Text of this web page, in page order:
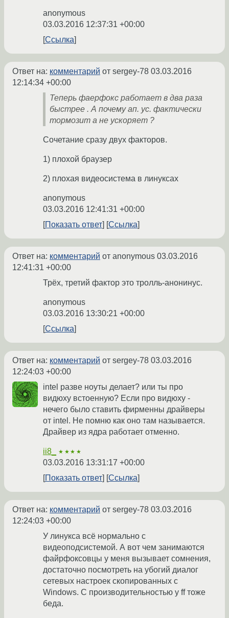
anonymous
03.03.2016 12:37:31 +00:00
Ссылка
Ответ на: комментарий от sergey-78 03.03.2016
12:14:34 +00:00
Теперь фаерфокс работает в два раза
быстрее . А почему ап. ус. фактически
тормозит а не ускоряет ?
Сочетание сразу двух факторов.
1) плохой браузер
2) плохая видеосистема в линуксах
anonymous
03.03.2016 12:41:31 +00:00
Показать ответ
Ссылка
Ответ на: комментарий от anonymous 03.03.2016
12:41:31 +00:00
Трёх, третий фактор это тролль-анонинус.
anonymous
03.03.2016 13:30:21 +00:00
Ссылка
Ответ на: комментарий от sergey-78 03.03.2016
12:24:03 +00:00
intel разве ноуты делает? или ты про
видюху встоенную? Если про видюху -
нечего было ставить фирменны драйверы
от intel. Не помню как оно там называется.
Драйвер из ядра работает отменно.
ii8_ ★★★★
03.03.2016 13:31:17 +00:00
Показать ответ
Ссылка
Ответ на: комментарий от sergey-78 03.03.2016
12:24:03 +00:00
У линукса всё нормально с
видеоподсистемой. А вот чем занимаются
файрфоксовцы у меня вызывает сомнения,
достаточно посмотреть на убогий диалог
сетевых настроек скопированных с
Windows. С производительностью у ff тоже
беда.